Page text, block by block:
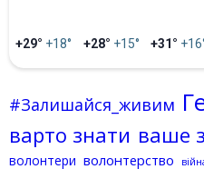
+29° +18° +28° +15° +31°
#Залишайся_живим
варто знати ваше
волонтери волонтерство